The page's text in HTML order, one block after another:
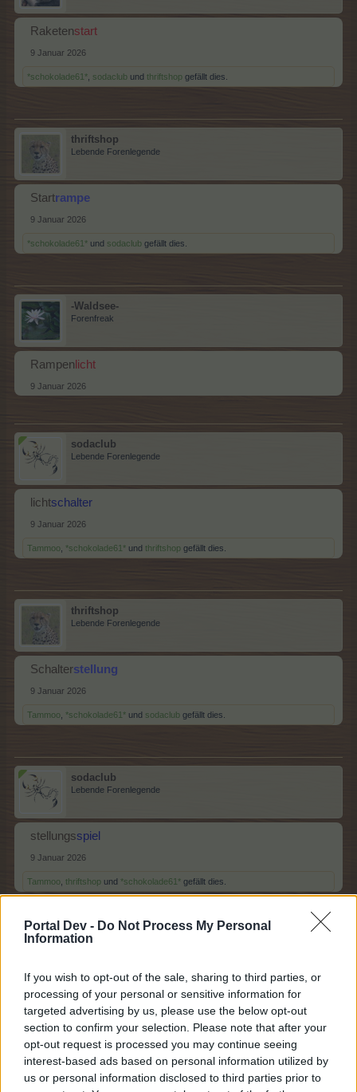
Portal Dev - Do Not Process My Personal
Information
If you wish to opt-out of the sale, sharing to third parties, or
processing of your personal or sensitive information for
targeted advertising by us, please use the below opt-out
section to confirm your selection. Please note that after your
opt-out request is processed you may continue seeing
interest-based ads based on personal information utilized by
us or personal information disclosed to third parties prior to
Raketenstart
9 Januar 2026
*schokolade61* sodaclub und thriftshop gefällt dies.
thriftshop
Lebende Forenlegende
Startrampe
9 Januar 2026
*schokolade61* und sodaclub gefällt dies.
-Waldsee-
Forenfreak
Rampen licht
9 Januar 2026
sodaclub
Lebende Forenlegende
lichtschalter
9 Januar 2026
Tammoo *schokolade61* und thriftshop gefällt dies.
thriftshop
Lebende Forenlegende
Schalterstellung
9 Januar 2026
Tammoo *schokolade61* und sodaclub gefällt dies.
sodaclub
Lebende Forenlegende
stellungsspiel
9 Januar 2026
Tammoo thriftshop und *schokolade61* gefällt dies.
*schokolade61*
wiese
9 Januar 2026
Tammoo ,thriftshop undsodaclubgefällt dies.